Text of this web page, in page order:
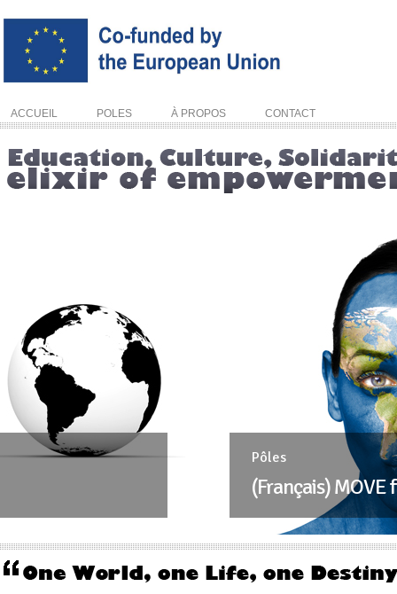
ACCUEIL POLES À PROPOS CONTACT
(Français) MOVE for